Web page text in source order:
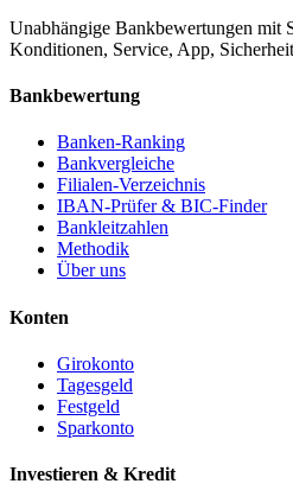
Unabhängige Bankbewertungen mit
Konditionen, Service, App,
Bankbewertung
Banken-Ranking
Bankvergleiche
Filialen-Verzeichnis
IBAN-Prüfer & BIC-Finder
Bankleitzahlen
Methodik
Über uns
Konten
Girokonto
Tagesgeld
Festgeld
Sparkonto
Investieren & Kredit